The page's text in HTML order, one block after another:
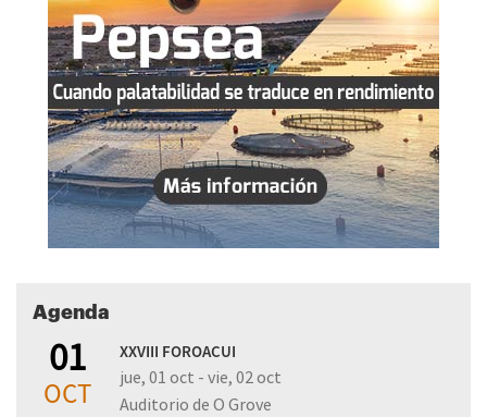
Agenda
01
OCT
XXVIII FOROACUI
jue, 01 oct - vie, 02 oct
Auditorio de O Grove